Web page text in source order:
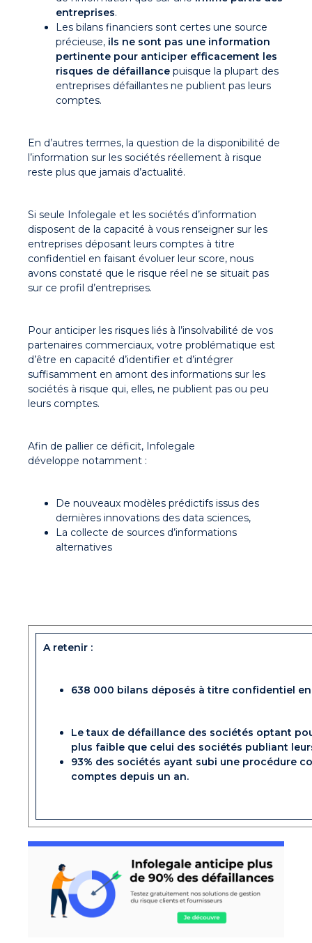
entreprises.
Les bilans financiers sont certes une source
précieuse, ils ne sont pas une information
pertinente pour anticiper efficacement les
risques de défaillance puisque la plupart des
entreprises défaillantes ne publient pas leurs
comptes.
En d’autres termes, la question de la disponibilité de
l’information sur les sociétés réellement à risque
reste plus que jamais d’actualité.
Si seule Infolegale et les sociétés d’information
disposent de la capacité à vous renseigner sur les
entreprises déposant leurs comptes à titre
confidentiel en faisant évoluer leur score, nous
avons constaté que le risque réel ne se situait pas
sur ce profil d’entreprises.
Pour anticiper les risques liés à l’insolvabilité de vos
partenaires commerciaux, votre problématique est
d’être en capacité d’identifier et d’intégrer
suffisamment en amont des informations sur les
sociétés à risque qui, elles, ne publient pas ou peu
leurs comptes.
Afin de pallier ce déficit, Infolegale
développe notamment :
De nouveaux modèles prédictifs issus des
dernières innovations des data sciences,
La collecte de sources d’informations
alternatives
A retenir :
638 000 bilans déposés à titre confidentiel
Le taux de défaillance des sociétés optant
plus faible que celui des sociétés publiant
93% des sociétés ayant subi une procédure
comptes depuis un an.